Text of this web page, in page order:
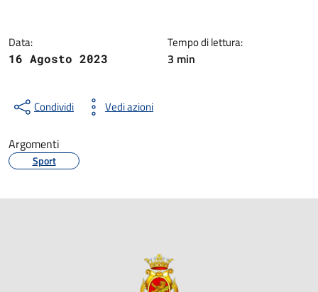
Data:
16 Agosto 2023
Tempo di lettura:
3 min
Condividi Vedi azioni
Argomenti
Sport